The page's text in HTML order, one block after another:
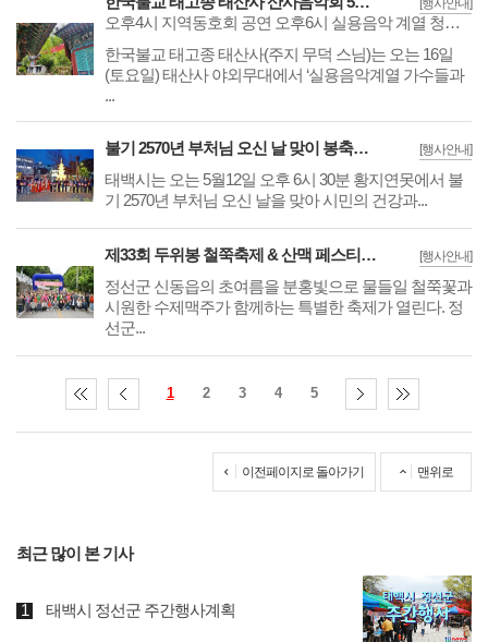
[행사안내]
오후4시 지역동호회 공연 오후6시 실용음악 계열 청년가수들 초청공연
​​​​​​​한국불교 태고종 태산사(주지 무덕 스님)는 오는 16일
(토요일) 태산사 야외무대에서 ‘실용음악계열 가수들과
...
[행사안내]
불기 2570년 부처님 오신 날 맞이 봉축탑 조형물 점등식 12일 개최
​​​​​​​태백시는 오는 5월12일 오후 6시 30분 황지연못에서 불
기 2570년 부처님 오신 날을 맞아 시민의 건강과...
[행사안내]
제33회 두위봉 철쭉축제 & 산맥 페스티벌 개최
​​​​​​​정선군 신동읍의 초여름을 분홍빛으로 물들일 철쭉꽃과
시원한 수제맥주가 함께하는 특별한 축제가 열린다. 정
선군...
1 2 3 4 5
이전페이지로 돌아가기 맨위로
최근 많이 본 기사
태백시 정선군 주간행사계획